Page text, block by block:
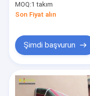
MOQ:1 takım
Son Fiyat alın
Şimdi başvurun